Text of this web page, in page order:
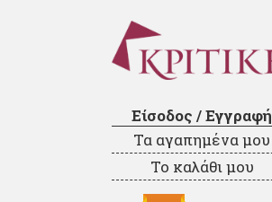
Είσοδος / Εγγραφή
Τα αγαπημένα μου
Το καλάθι μου